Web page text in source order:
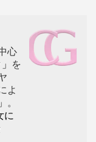
心
を
よ
。
に